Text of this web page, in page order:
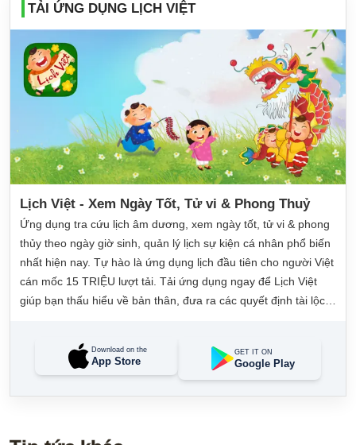
TẢI ỨNG DỤNG LỊCH VIỆT
Lịch Việt - Xem Ngày Tốt, Tử vi & Phong Thuỷ
Ứng dụng tra cứu lịch âm dương, xem ngày tốt, tử vi & phong
thủy theo ngày giờ sinh, quản lý lịch sự kiện cá nhân phổ biến
nhất hiện nay. Tự hào là ứng dụng lịch đầu tiên cho người Việt
cán mốc 15 TRIỆU lượt tải. Tải ứng dụng ngay để Lịch Việt
giúp bạn thấu hiểu về bản thân, đưa ra các quyết định tài lộc,
Download on the
App Store
GET IT ON
Google Play